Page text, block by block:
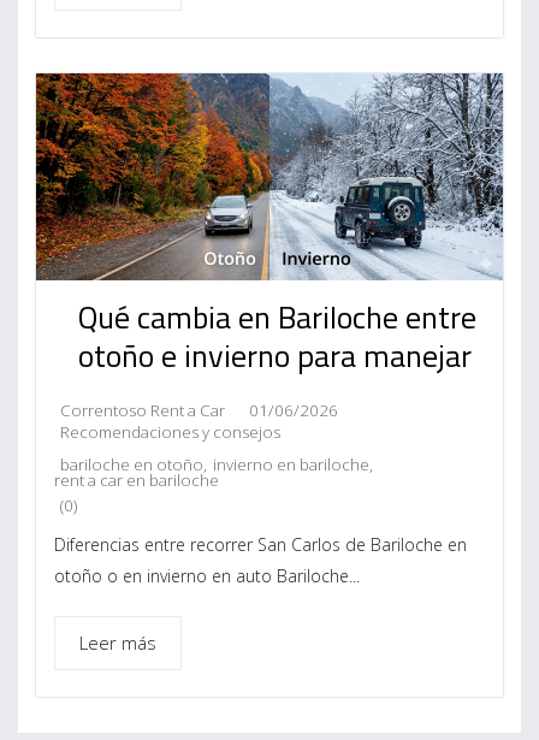
Qué cambia en Bariloche entre
otoño e invierno para manejar
Correntoso Rent a Car
01/06/2026
Recomendaciones y consejos
bariloche en otoño, invierno en bariloche,
rent a car en bariloche
(0)
Diferencias entre recorrer San Carlos de Bariloche en
otoño o en invierno en auto Bariloche...
Leer más